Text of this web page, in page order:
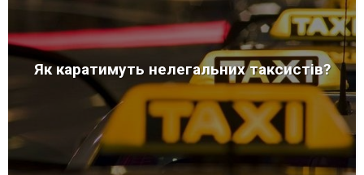
Як каратимуть нелегальних таксистів?